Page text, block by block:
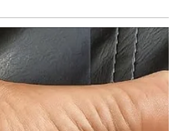
sreće.